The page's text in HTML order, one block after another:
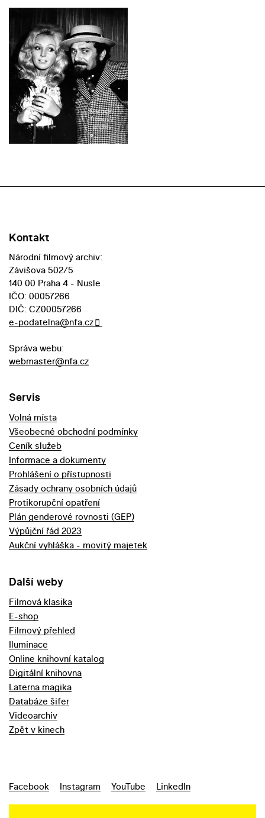
Kontakt
Národní filmový archiv:
Závišova 502/5
140 00 Praha 4 - Nusle
IČO: 00057266
DIČ: CZ00057266
e-podatelna@nfa.cz
Správa webu:
webmaster@nfa.cz
Servis
Volná místa
Všeobecné obchodní podmínky
Ceník služeb
Informace a dokumenty
Prohlášení o přístupnosti
Zásady ochrany osobních údajů
Protikorupční opatření
Plán genderové rovnosti (GEP)
Výpůjční řád 2023
Aukční vyhláška - movitý majetek
Další weby
Filmová klasika
E-shop
Filmový přehled
Iluminace
Online knihovní katalog
Digitální knihovna
Laterna magika
Databáze šifer
Videoarchiv
Zpět v kinech
Facebook Instagram YouTube LinkedIn